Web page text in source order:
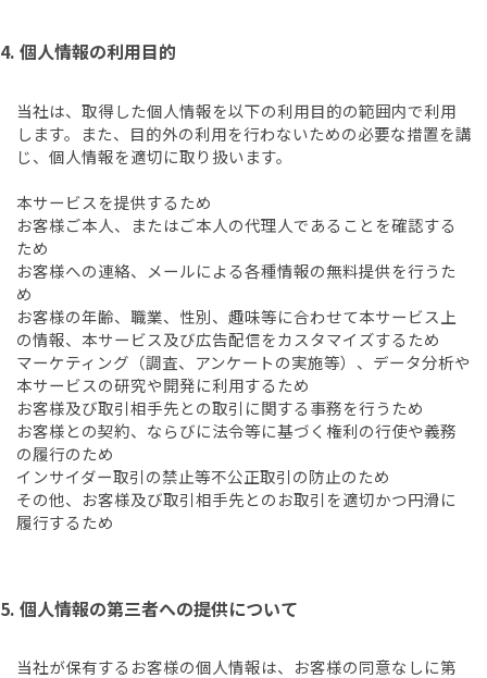
4. 個人情報の利用目的
当社は、取得した個人情報を以下の利用目的の範囲内で利用
します。また、目的外の利用を行わないための必要な措置を講
じ、個人情報を適切に取り扱います。
本サービスを提供するため
お客様ご本人、またはご本人の代理人であることを確認する
ため
お客様への連絡、メールによる各種情報の無料提供を行うた
め
お客様の年齢、職業、性別、趣味等に合わせて本サービス上
の情報、本サービス及び広告配信をカスタマイズするため
マーケティング（調査、アンケートの実施等）、データ分析や
本サービスの研究や開発に利用するため
お客様及び取引相手先との取引に関する事務を行うため
お客様との契約、ならびに法令等に基づく権利の行使や義務
の履行のため
インサイダー取引の禁止等不公正取引の防止のため
その他、お客様及び取引相手先とのお取引を適切かつ円滑に
履行するため
5. 個人情報の第三者への提供について
当社が保有するお客様の個人情報は、お客様の同意なしに第